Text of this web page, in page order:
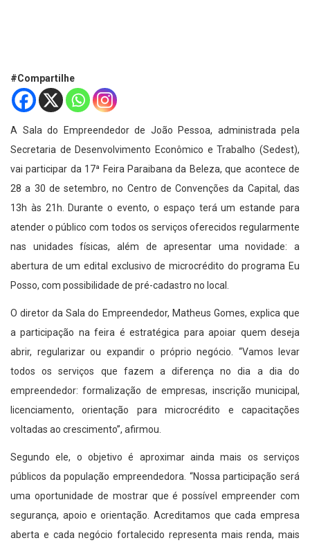
#Compartilhe
A Sala do Empreendedor de João Pessoa, administrada pela
Secretaria de Desenvolvimento Econômico e Trabalho (Sedest),
vai participar da 17ª Feira Paraibana da Beleza, que acontece de
28 a 30 de setembro, no Centro de Convenções da Capital, das
13h às 21h. Durante o evento, o espaço terá um estande para
atender o público com todos os serviços oferecidos regularmente
nas unidades físicas, além de apresentar uma novidade: a
abertura de um edital exclusivo de microcrédito do programa Eu
Posso, com possibilidade de pré-cadastro no local.
O diretor da Sala do Empreendedor, Matheus Gomes, explica que
a participação na feira é estratégica para apoiar quem deseja
abrir, regularizar ou expandir o próprio negócio. “Vamos levar
todos os serviços que fazem a diferença no dia a dia do
empreendedor: formalização de empresas, inscrição municipal,
licenciamento, orientação para microcrédito e capacitações
voltadas ao crescimento”, afirmou.
Segundo ele, o objetivo é aproximar ainda mais os serviços
públicos da população empreendedora. “Nossa participação será
uma oportunidade de mostrar que é possível empreender com
segurança, apoio e orientação. Acreditamos que cada empresa
aberta e cada negócio fortalecido representa mais renda, mais